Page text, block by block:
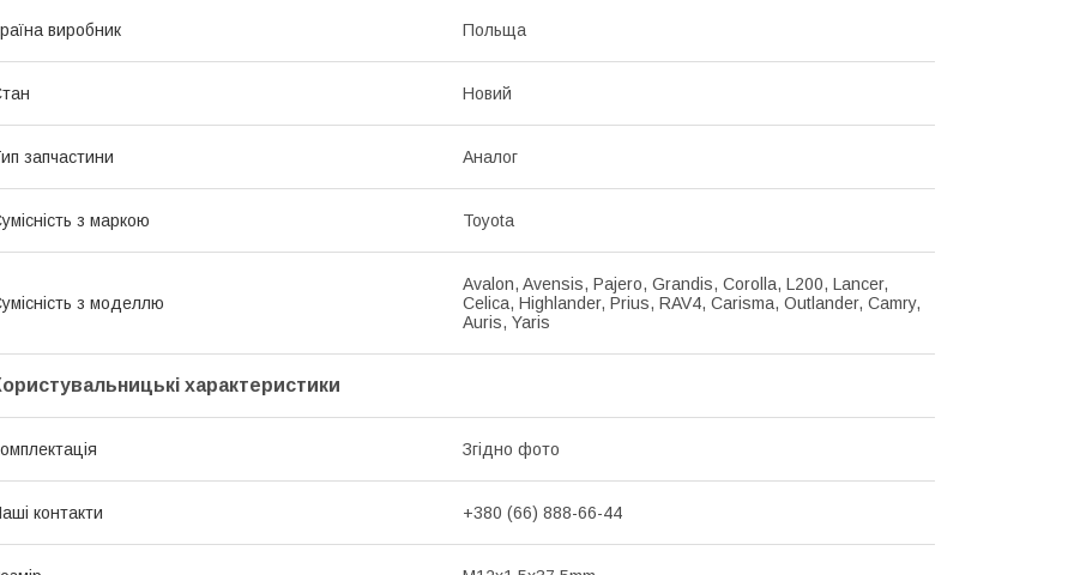
виробник Польща
Новий
запчастини Аналог
з маркою Toyota
з моделлю
Avalon, Avensis, Pajero, Grandis, Corolla, L200, Lancer,
Celica, Highlander, Prius, RAV4, Carisma, Outlander, Camry,
Auris, Yaris
характеристики
Згідно фото
контакти +380 (66) 888-66-44